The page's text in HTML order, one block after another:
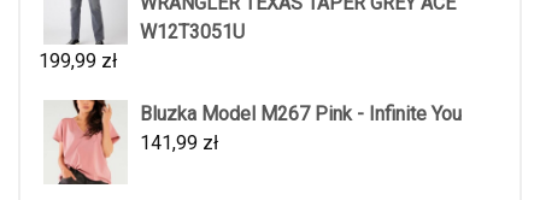
W12T3051U
199,99 zł
Bluzka Model M267 Pink - Infinite You
141,99 zł